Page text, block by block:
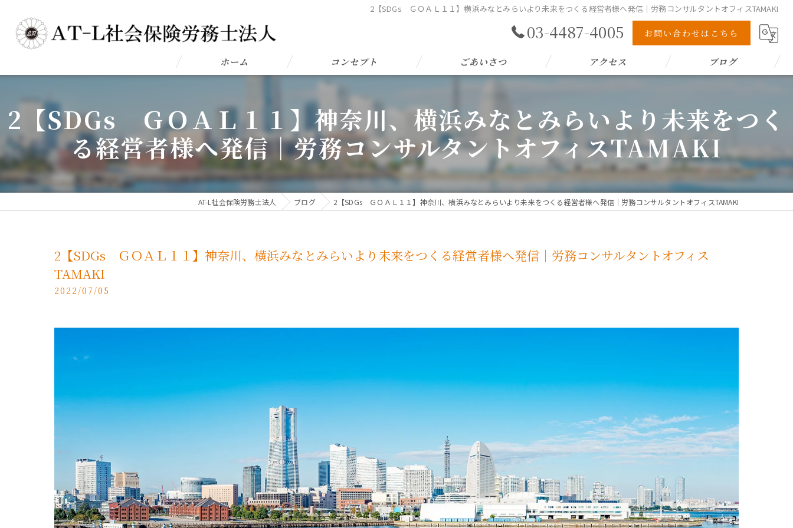
2【SDGs ＧＯＡＬ１１】横浜みなとみらいより未来をつくる経営者様へ発信｜労務コンサルタントオフィスTAMAKI
03-4487-4005 お問い合わせはこちら
ホーム コンセプト ごあいさつ アクセス ブログ
2【SDGs ＧＯＡＬ１１】神奈川、横浜みなとみらいより未来をつく
る経営者様へ発信｜労務コンサルタントオフィスTAMAKI
AT-L社会保険労務士法人 ブログ 2【SDGs ＧＯＡＬ１１】神奈川、横浜みなとみらいより未来をつくる経営者様へ発信｜労務コンサルタントオフィスTAMAKI
2【SDGs ＧＯＡＬ１１】神奈川、横浜みなとみらいより未来をつくる経営者様へ発信｜労務コンサルタントオフィス
TAMAKI
2022/07/05